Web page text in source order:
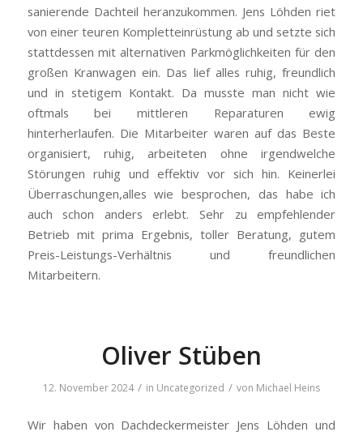
sanierende Dachteil heranzukommen. Jens Löhden riet
von einer teuren Kompletteinrüstung ab und setzte sich
stattdessen mit alternativen Parkmöglichkeiten für den
großen Kranwagen ein. Das lief alles ruhig, freundlich
und in stetigem Kontakt. Da musste man nicht wie
oftmals bei mittleren Reparaturen ewig
hinterherlaufen. Die Mitarbeiter waren auf das Beste
organisiert, ruhig, arbeiteten ohne irgendwelche
Störungen ruhig und effektiv vor sich hin. Keinerlei
Überraschungen,alles wie besprochen, das habe ich
auch schon anders erlebt. Sehr zu empfehlender
Betrieb mit prima Ergebnis, toller Beratung, gutem
Preis-Leistungs-Verhältnis und freundlichen
Mitarbeitern.
Oliver Stüben
12. November 2024 / in Uncategorized / von Michael Heins
Wir haben von Dachdeckermeister Jens Löhden und